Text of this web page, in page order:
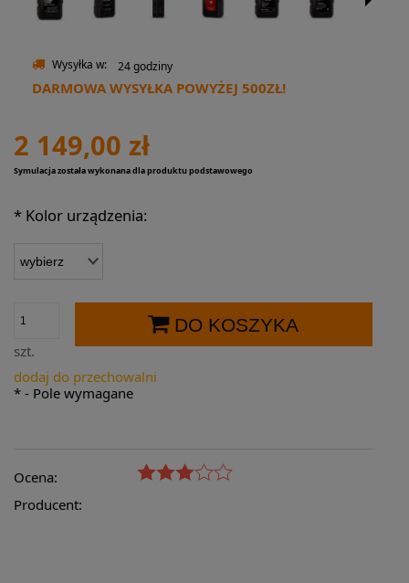
Wysyłka w: 24 godziny
DARMOWA WYSYŁKA POWYŻEJ 500ZŁ!
2 149,00 zł
Symulacja została wykonana dla produktu podstawowego
* Kolor urządzenia:
szt.
DO KOSZYKA
dodaj do przechowalni
* - Pole wymagane
Ocena:
Producent: